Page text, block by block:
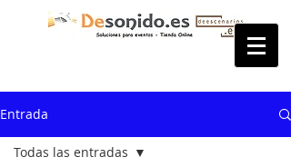
Entrada
Todas las entradas